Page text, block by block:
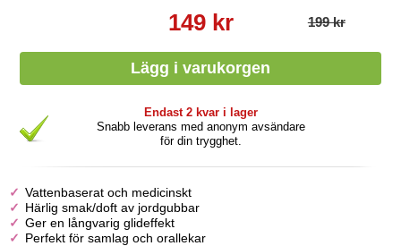
149 kr 199 kr
Endast 2 kvar i lager
Snabb leverans med anonym avsändare
för din trygghet.
Vattenbaserat och medicinskt
Härlig smak/doft av jordgubbar
Ger en långvarig glideffekt
Perfekt för samlag och orallekar